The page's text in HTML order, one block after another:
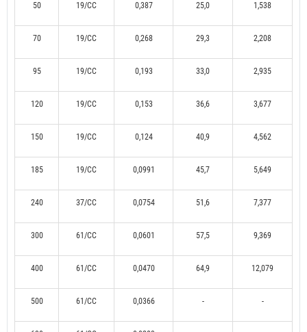
50 19/CC 0,387 25,0 1,538
70 19/CC 0,268 29,3 2,208
95 19/CC 0,193 33,0 2,935
120 19/CC 0,153 36,6 3,677
150 19/CC 0,124 40,9 4,562
185 19/CC 0,0991 45,7 5,649
240 37/CC 0,0754 51,6 7,377
300 61/CC 0,0601 57,5 9,369
400 61/CC 0,0470 64,9 12,079
500 61/CC 0,0366 - -